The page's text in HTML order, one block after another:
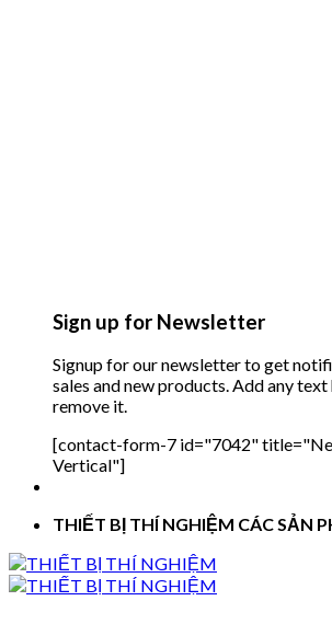
Sign up for Newsletter
Signup for our newsletter to get
sales and new products. Add any text
remove it.
[contact-form-7 id="7042"
Vertical"]
THIẾT BỊ THÍ NGHIỆM CÁC SẢN